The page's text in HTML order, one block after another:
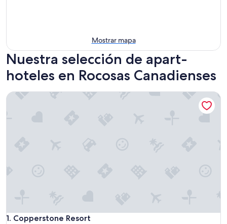
Mostrar mapa
Nuestra selección de apart-
hoteles en Rocosas Canadienses
1. Copperstone Resort
Copperstone Resort
Copperstone Resort